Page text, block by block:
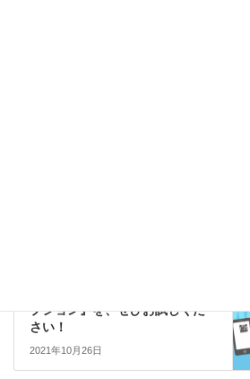
プション』を、ぜひお試しくだ
さい！
2021年10月26日